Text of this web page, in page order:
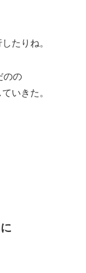
たりね。
のの
いきた。